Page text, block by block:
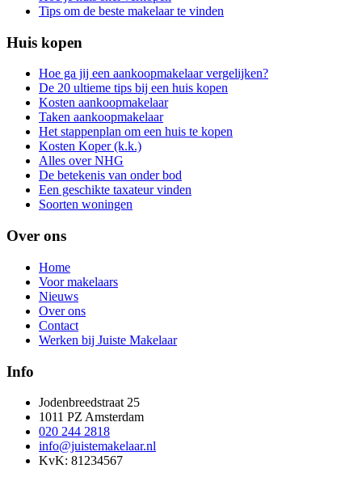
Tips om de beste makelaar te vinden
Huis kopen
Hoe ga jij een aankoopmakelaar vergelijken?
De 20 ultieme tips bij een huis kopen
Kosten aankoopmakelaar
Taken aankoopmakelaar
Het stappenplan om een huis te kopen
Kosten Koper (k.k.)
Alles over NHG
De betekenis van onder bod
Een geschikte taxateur vinden
Soorten woningen
Over ons
Home
Voor makelaars
Nieuws
Over ons
Contact
Werken bij Juiste Makelaar
Info
Jodenbreedstraat 25
1011 PZ Amsterdam
020 244 2818
info@juistemakelaar.nl
KvK: 81234567